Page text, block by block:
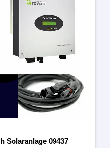
Solaranlage 09437